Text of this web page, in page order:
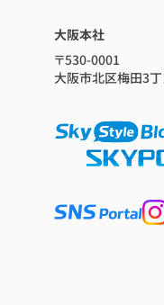
大阪本社
〒530-0001
大阪市北区梅田3